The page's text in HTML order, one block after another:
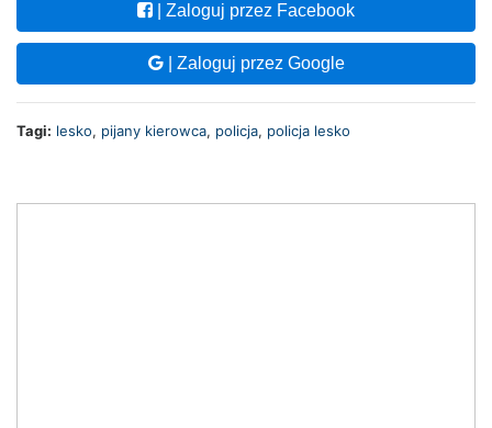
| Zaloguj przez Facebook
| Zaloguj przez Google
Tagi: lesko, pijany kierowca, policja, policja lesko